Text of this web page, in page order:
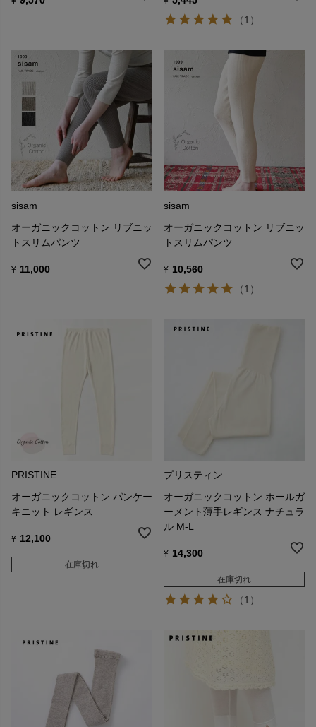
（1）
sisam
オーガニックコットン リブニッ
トスリムパンツ
¥ 11,000
sisam
オーガニックコットン リブニッ
トスリムパンツ
¥ 10,560
（1）
PRISTINE
オーガニックコットン パンケー
キニット レギンス
¥ 12,100
在庫切れ
プリスティン
オーガニックコットン ホールガ
ーメント薄手レギンス ナチュラ
ル M-L
¥ 14,300
在庫切れ
（1）